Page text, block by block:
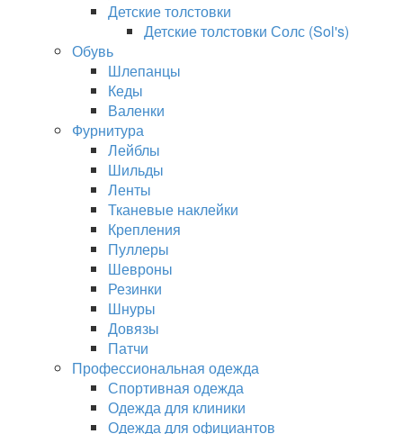
Детские толстовки
Детские толстовки Солс (Sol's)
Обувь
Шлепанцы
Кеды
Валенки
Фурнитура
Лейблы
Шильды
Ленты
Тканевые наклейки
Крепления
Пуллеры
Шевроны
Резинки
Шнуры
Довязы
Патчи
Профессиональная одежда
Спортивная одежда
Одежда для клиники
Одежда для официантов